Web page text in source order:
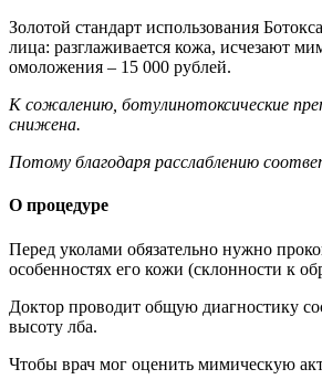
Золотой стандарт использования
лица: разглаживается кожа, исчезают
омоложения – 15 000 рублей.
К сожалению, ботулинотоксические
снижена.
Потому благодаря расслаблению
О процедуре
Перед уколами обязательно нужно
особенностях его кожи (склонности к
Доктор проводит общую диагностику
высоту лба.
Чтобы врач мог оценить мимическую